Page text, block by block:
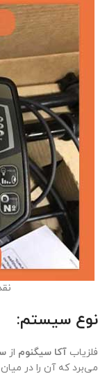
نوع سیستم:
فلزیاب آکا سیگنوم از
می‌برد که آن را در